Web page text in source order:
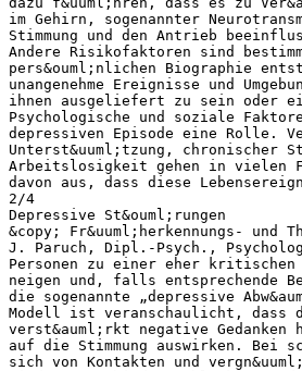
im Gehirn, sogenannter
Stimmung und den Antrieb
Andere Risikofaktoren sind
pers&ouml;nlichen Biographie
unangenehme Ereignisse und
ihnen ausgeliefert zu sein oder
Psychologische und soziale
depressiven Episode eine Rolle.
Unterst&uuml;tzung, chronischer
Arbeitslosigkeit gehen in vielen
davon aus, dass diese
2/4
Depressive St&ouml;rungen
&copy; Fr&uuml;herkennungs- und
J. Paruch, Dipl.-Psych.,
Personen zu einer eher
neigen und, falls entsprechende
die sogenannte „depressive
Modell ist veranschaulicht, dass
verst&auml;rkt negative Gedanken
auf die Stimmung auswirken. Bei
sich von Kontakten und